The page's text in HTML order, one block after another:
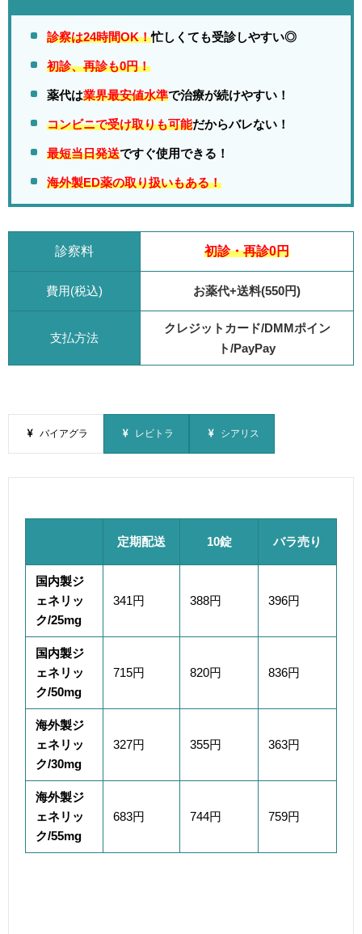
診察は24時間OK！忙しくても受診しやすい◎
初診、再診も0円！
薬代は業界最安値水準で治療が続けやすい！
コンビニで受け取りも可能だからバレない！
最短当日発送ですぐ使用できる！
海外製ED薬の取り扱いもある！
診察料 初診・再診0円
費用(税込) お薬代+送料(550円)
支払方法
クレジットカード/DMMポイン
ト/PayPay
バイアグラ レビトラ シアリス
定期配送 10錠 バラ売り
国内製ジ
ェネリッ
ク/25mg
341 円 388円 396円
国内製ジ
ェネリッ
ク/50mg
715円 820円 836円
海外製ジ
ェネリッ
ク/30mg
327円 355円 363円
海外製ジ
ェネリッ
ク/55mg
683円 744円 759円